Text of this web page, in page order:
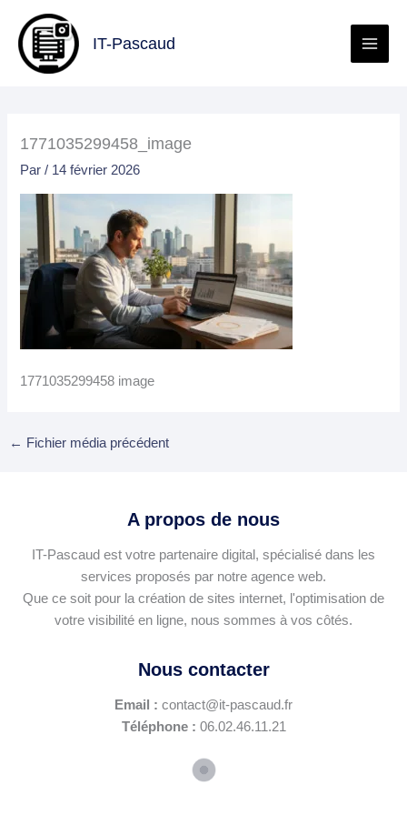
contenu
IT-Pascaud
1771035299458_image
Par/ 14 février 2026
1771035299458 image
← Fichier média précédent
A propos de nous
IT-Pascaud est votre partenaire digital, spécialisé dans les
services proposés par notre agence web.
Que ce soit pour la création de sites internet, l'optimisation de
votre visibilité en ligne, nous sommes à vos côtés.
Nous contacter
Email : contact@it-pascaud.fr
Téléphone : 06.02.46.11.21